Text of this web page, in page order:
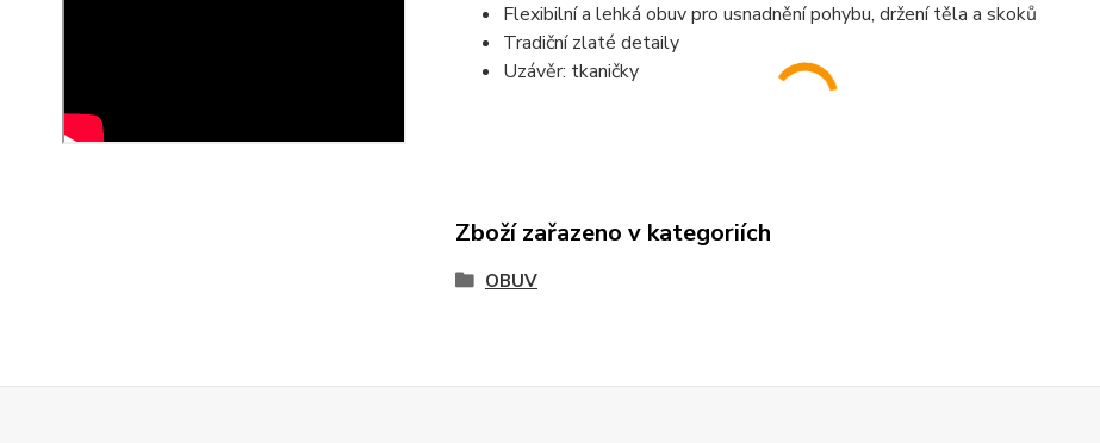
Flexibilní a lehká obuv pro usnadnění pohybu, držení těla a skoků
Tradiční zlaté detaily
Uzávěr: tkaničky
Zboží zařazeno v kategoriích
OBUV